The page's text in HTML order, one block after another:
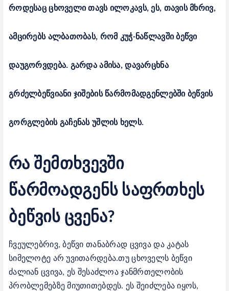
როდესაც ცხოველი თავს ილოკავს, ეს, თავის მხრივ,
ამცირებს ალბათობას, რომ კუჭ-ნაწლავში ბეწვი
დაუგორვდება. გარდა ამისა, დავარცხნა
გრძელბეწვიანი ჯიშების წარმომადგენლებში ბეწვის
გორგლების გაჩენას უშლის ხელს.
რა შემთხვევში
წარმოადგენს საფრთხეს
ბეწვის ცვენა?
ჩვეულებრივ, ბეწვი თანაბრად ცვივა და კატას
სიმელოტე არ უვითარდება.თუ ცხოველს ბეწვი
ძალიან ცვივა, ეს შესაძლოა ჯანმრთელობის
პრობლემებზე მიუთითებდეს. ეს შეიძლება იყოს,